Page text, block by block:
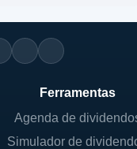
Ferramentas
Agenda de
Simulador de